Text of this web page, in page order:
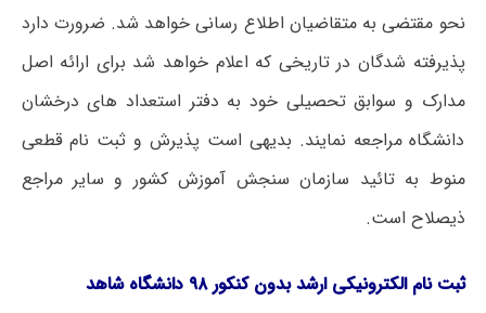
نحو مقتضی به متقاضیان اطلاع رسانی خواهد شد. ضرورت دارد
پذیرفته شدگان در تاریخی که اعلام خواهد شد برای ارائه اصل
مدارک و سوابق تحصیلی خود به دفتر استعداد های درخشان
دانشگاه مراجعه نمایند. بدیهی است پذیرش و ثبت نام قطعی
منوط به تائید سازمان سنجش آموزش کشور و سایر مراجع
ذیصلاح است.
ثبت نام الکترونیکی ارشد بدون کنکور ۹۸ دانشگاه شاهد